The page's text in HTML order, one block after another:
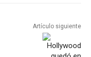
Artículo siguiente